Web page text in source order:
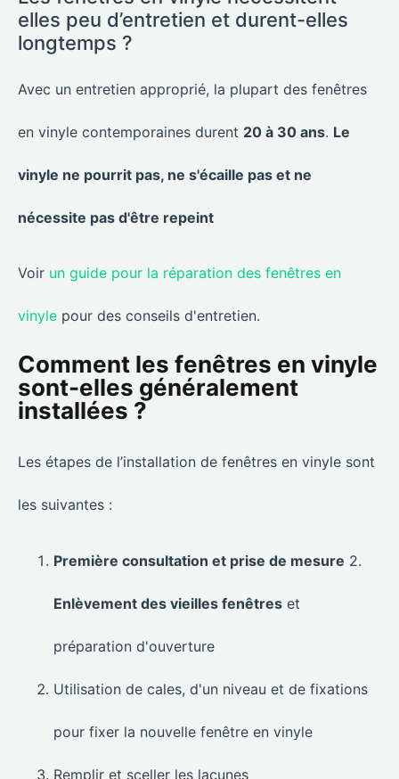
elles peu d’entretien et durent-elles
longtemps ?
Avec un entretien approprié, la plupart des fenêtres
en vinyle contemporaines durent 20 à 30 ans. Le
vinyle ne pourrit pas, ne s'écaille pas et ne
nécessite pas d'être repeint
Voir un guide pour la réparation des fenêtres en
vinyle pour des conseils d'entretien.
Comment les fenêtres en vinyle
sont-elles généralement
installées ?
Les étapes de l’installation de fenêtres en vinyle sont
les suivantes :
Première consultation et prise de mesure 2.
Enlèvement des vieilles fenêtres et
préparation d'ouverture
Utilisation de cales, d'un niveau et de fixations
pour fixer la nouvelle fenêtre en vinyle
Remplir et sceller les lacunes